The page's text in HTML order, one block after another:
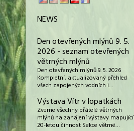
NEWS
Den otevřených mlýnů 9. 5.
2026 - seznam otevřených
větrných mlýnů
Den otevřených mlýnů 9. 5. 2026
Kompletní, aktualizovaný přehled
všech zapojených vodních i…
Výstava Vítr v lopatkách
Zveme všechny přátelé větrných
mlýnů na zahájení výstavy mapující
20-letou činnost Sekce větrné…